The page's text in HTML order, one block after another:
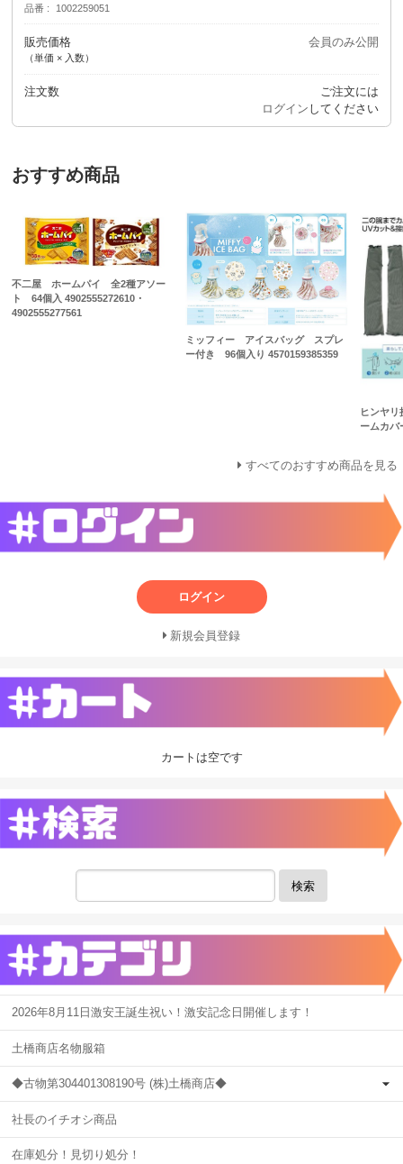
品番 1002259051
販売価格
（単価 × 入数）
会員のみ公開
注文数
ご注文には
ログイン してください
おすすめ商品
不二屋 ホームパイ 全2種アソー
ト 64個入 4902555272610・
4902555277561
ミッフィー アイスバッグ スプレ
ー付き 96個入り 4570159385359
ヒンヤ
ームカ
すべてのおすすめ商品を見る
ログイン
新規会員登録
カートは空です
検索
2026年8月11日激安王誕生祝い！激安記念日開催します！
土橋商店名物服箱
◆古物第304401308190号 (株)土橋商店◆
社長のイチオシ商品
在庫処分！見切り処分！